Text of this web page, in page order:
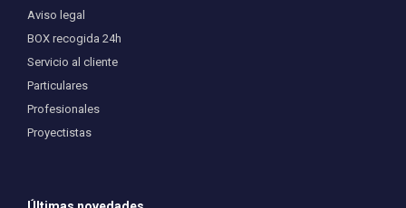
Aviso legal
BOX recogida 24h
Servicio al cliente
Particulares
Profesionales
Proyectistas